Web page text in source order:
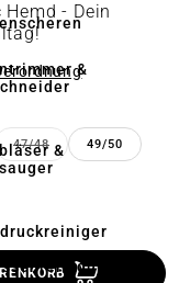
&
&
Hemd - Dein
ZURZEIT NICHT
OPTION IST ZURZEIT
47/48(DIESE OPTION IST
49/50